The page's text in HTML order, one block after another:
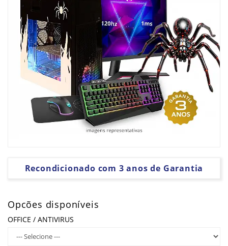
SOFTWARE
Recondicionado com 3 anos de Garantia
Opcões disponíveis
OFFICE / ANTIVIRUS